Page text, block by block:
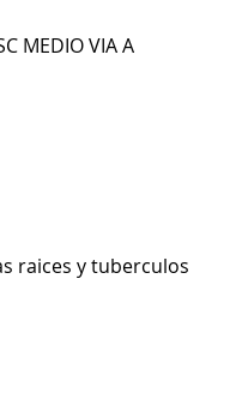
MEDIO VIA A
raices y tuberculos